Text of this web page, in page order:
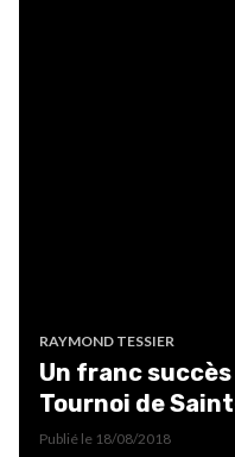
RAYMOND TESSIER
Un franc
Tournoi de
Publié le 18/08/2018